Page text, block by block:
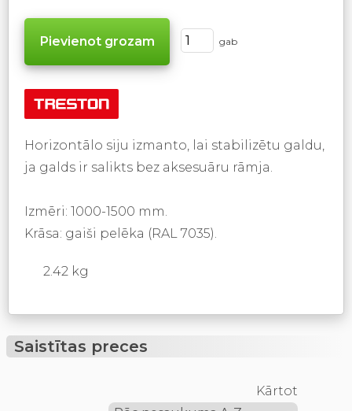
gab
Horizontālo siju izmanto, lai stabilizētu galdu,
ja galds ir salikts bez aksesuāru rāmja.
Izmēri: 1000-1500 mm.
Krāsa: gaiši pelēka (RAL 7035).
2.42 kg
Saistītas preces
Kārtot